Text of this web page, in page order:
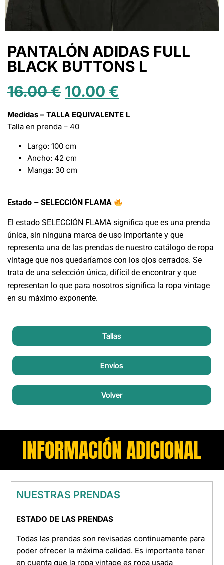
PANTALÓN ADIDAS FULL
BLACK BUTTONS L
16.00€ 10.00 €
Medidas – TALLA EQUIVALENTE L
Talla en prenda – 40
Largo: 100 cm
Ancho: 42 cm
Manga: 30 cm
Estado – SELECCIÓN FLAMA
El estado SELECCIÓN FLAMA significa que es una prenda
única, sin ninguna marca de uso importante y que
representa una de las prendas de nuestro catálogo de ropa
vintage que nos quedaríamos con los ojos cerrados. Se
trata de una selección única, difícil de encontrar y que
representan lo que para nosotros significa la ropa vintage
en su máximo exponente.
Tallas
Envíos
Volver
INFORMACIÓN ADICIONAL
NUESTRAS PRENDAS
ESTADO DE LAS PRENDAS
Todas las prendas son revisadas continuamente para
poder ofrecer la máxima calidad. Es importante tener
en cuenta que la ropa vintage es ropa usada